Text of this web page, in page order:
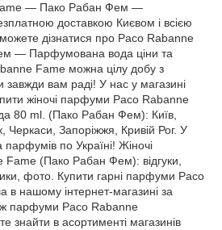
― Пако Рабан Фем —
доставкою Києвом і всією
дізнатися про Paco Rabanne
— Парфумована вода ціни та
Fame можна цілу добу з
завжди вам раді! У нас у магазині
жіночі парфуми Paco Rabanne
80 ml. (Пако Рабан Фем): Київ,
Черкаси, Запоріжжя, Кривій Рог. У
по Україні! Жіночі
(Пако Рабан Фем): відгуки,
фото. Купити гарні парфуми Paco
нашому інтернет-магазині за
парфуми Paco Rabanne
знайти в асортименті магазинів